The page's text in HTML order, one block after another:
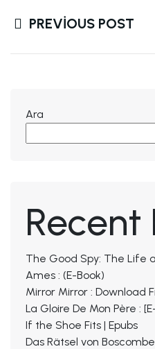
PREVIOUS POST
Ara
Recent
The Good Spy: The Life
Ames : (E-Book)
Mirror Mirror : Download
La Gloire De Mon Père :
If the Shoe Fits | Epubs
Das Rätsel von